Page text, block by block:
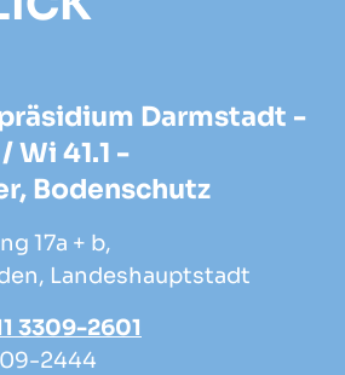
Darmstadt -
Wi 41.1 -
Bodenschutz
17a + b,
Landeshauptstadt
3309-2601
2444